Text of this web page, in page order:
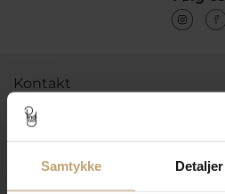
Samtykke Detaljer
Kontakt
Åbningstider I Butikken
Praktiske Sider